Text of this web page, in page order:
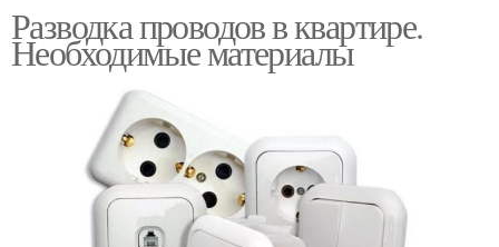
Разводка проводов в квартире.
Необходимые материалы